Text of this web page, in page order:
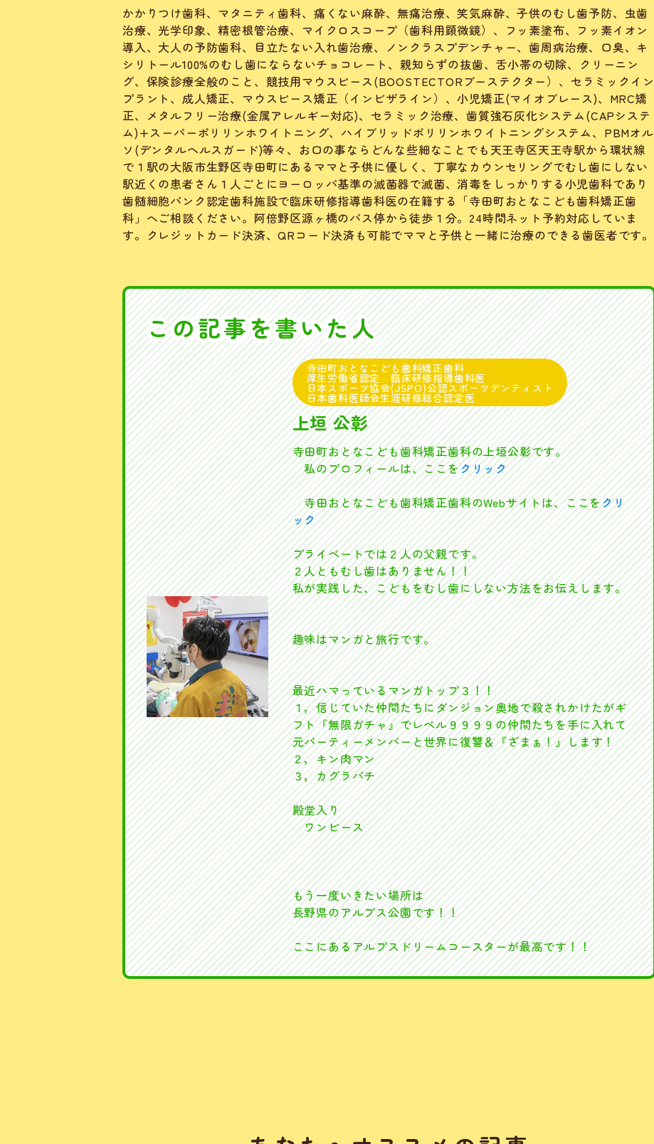
かかりつけ歯科、マタニティ歯科、痛くない麻酔、無痛治療、笑気麻酔、子供のむし歯予防、虫歯
治療、光学印象、精密根管治療、マイクロスコープ（歯科用顕微鏡）、フッ素塗布、フッ素イオン
導入、大人の予防歯科、目立たない入れ歯治療、ノンクラスプデンチャー、歯周病治療、口臭、 キ
シリトール100%のむし歯にならないチョコレート、親知らずの抜歯、舌小帯の切除、クリーニン
グ、保険診療全般のこと、競技用マウスピース(BOOSTECTORブーステクター）、セラミックイン
プラント、成人矯正、マウスピース矯正（インビザライン）、小児矯正(マイオブレース)、MRC矯
正、メタルフリー治療(金属アレルギー対応)、セラミック治療、歯質強石灰化システム(CAPシステ
ム)+スーパーポリリンホワイトニング、ハイブリッドポリリンホワイトニングシステム、PBMオル
ソ(デンタルヘルスガード)等々、お口の事ならどんな些細なことでも天王寺区天王寺駅から環状線
で１駅の大阪市生野区寺田町にあるママと子供に優しく、丁寧なカウンセリングでむし歯にしない
駅近くの患者さん１人ごとにヨーロッパ基準の滅菌器で滅菌、消毒をしっかりする小児歯科であり
歯髄細胞バンク認定歯科施設で臨床研修指導歯科医の在籍する「寺田町おとなこども歯科矯正歯
科」へご相談ください。阿倍野区源ヶ橋のバス停から徒歩１分。24時間ネット予約対応していま
す。クレジットカード決済、QRコード決済も可能でママと子供と一緒に治療のできる歯医者です。
この記事を書いた人
寺田町おとなこども歯科矯正歯科
厚生労働省認定 臨床研修指導歯科医
日本スポーツ協会(JSPO)公認スポーツデンティスト
日本歯科医師会生涯研修総合認定医
上垣 公彰
寺田町おとなこども歯科矯正歯科の上垣公彰です。
私のプロフィールは、ここをクリック
寺田おとなこども歯科矯正歯科のWebサイトは、ここをクリ
ック
プライベートでは２人の父親です。
２人ともむし歯はありません！！
私が実践した、こどもをむし歯にしない方法をお伝えします。
趣味はマンガと旅行です。
最近ハマっているマンガトップ３！！
１，信じていた仲間たちにダンジョン奥地で殺されかけたがギ
フト『無限ガチャ』でレベル９９９９の仲間たちを手に入れて
元パーティーメンバーと世界に復讐＆『ざまぁ！』します！
２，キン肉マン
３，カグラバチ
殿堂入り
ワンピース
もう一度いきたい場所は
長野県のアルプス公園です！！
ここにあるアルプスドリームコースターが最高です！！